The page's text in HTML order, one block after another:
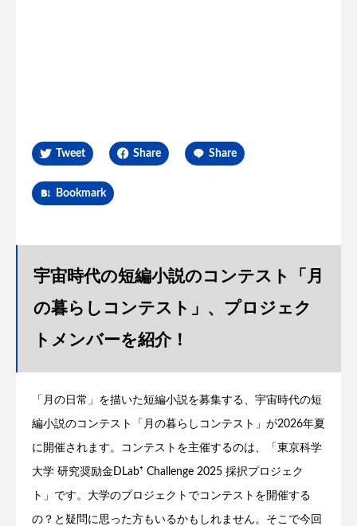
Tweet Share Share
Bookmark
宇宙時代の短編小説のコンテスト「月
の暮らしコンテスト」、プロジェク
トメンバーを紹介！
「月の日常」を描いた短編小説を募集する、宇宙時代の短
編小説のコンテスト「月の暮らしコンテスト」が2026年夏
に開催されます。コンテストを主催するのは、「東京科学
大学 研究奨励金DLab⁺ Challenge 2025 採択プロジェク
ト」です。大学のプロジェクトでコンテストを開催する
の？と疑問に思った方もいるかもしれません。そこで今回